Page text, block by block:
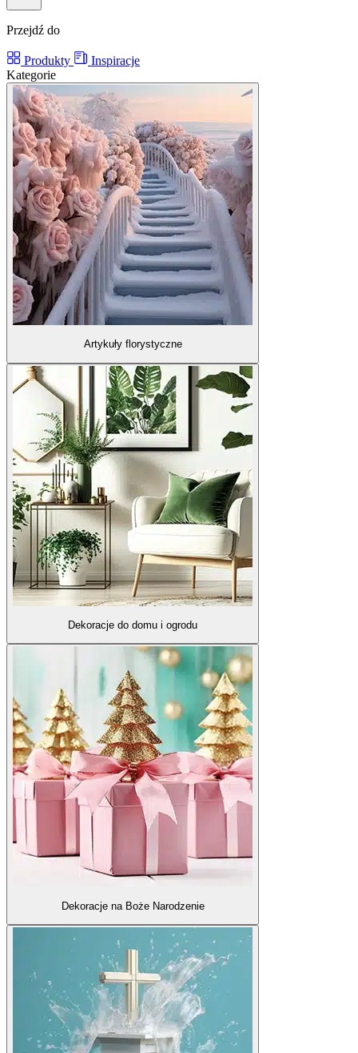
Przejdź do
Produkty
Inspiracje
Kategorie
Artykuły florystyczne
Dekoracje do domu i ogrodu
Dekoracje na Boże Narodzenie